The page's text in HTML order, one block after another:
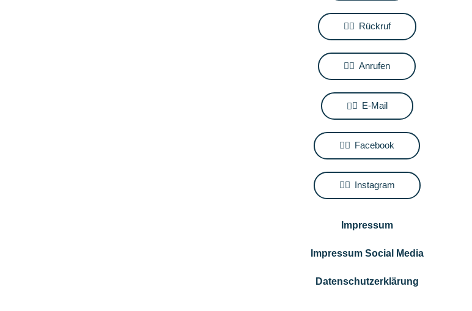
Rückruf
Anrufen
E-Mail
Facebook
Instagram
Impressum
Impressum Social Media
Datenschutzerklärung